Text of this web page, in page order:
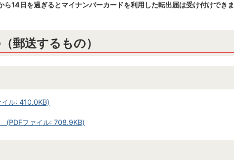
14日を過ぎるとマイナンバーカードを利用した転出届は受け付けできま
郵送するもの）
ル: 410.0KB)
(PDFファイル: 708.9KB)